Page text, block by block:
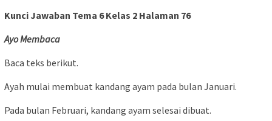
Kunci Jawaban Tema 6 Kelas 2 Halaman 76
Ayo Membaca
Baca teks berikut.
Ayah mulai membuat kandang ayam pada bulan Januari.
Pada bulan Februari, kandang ayam selesai dibuat.